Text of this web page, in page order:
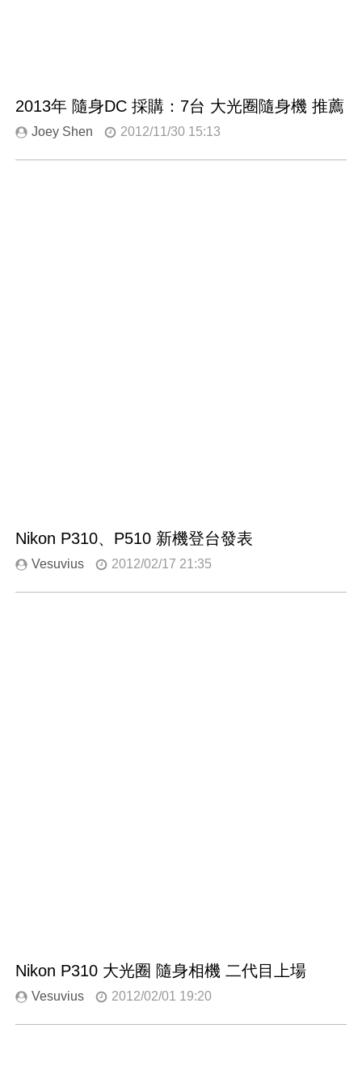
2013年 隨身DC 採購：7台 大光圈隨身機 推薦
Joey Shen 2012/11/30 15:13
Nikon P310、P510 新機登台發表
Vesuvius 2012/02/17 21:35
Nikon P310 大光圈 隨身相機 二代目上場
Vesuvius 2012/02/01 19:20